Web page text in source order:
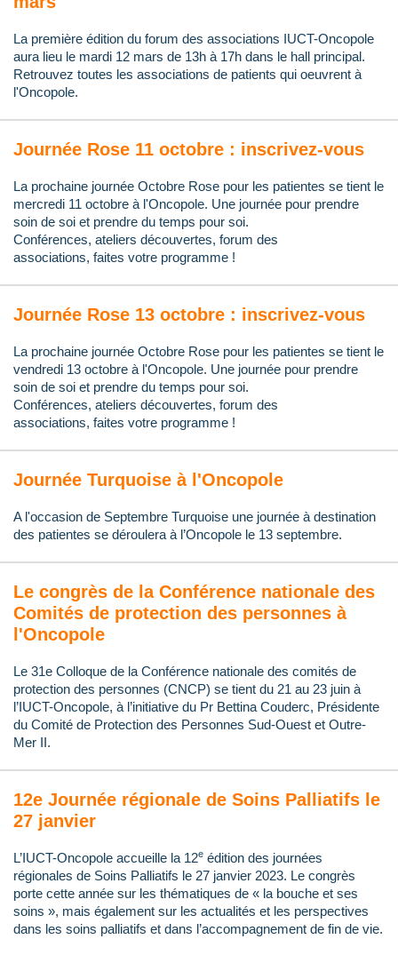
La première édition du forum des associations IUCT-Oncopole
aura lieu le mardi 12 mars de 13h à 17h dans le hall principal.
Retrouvez toutes les associations de patients qui oeuvrent à
l'Oncopole.
Journée Rose 11 octobre : inscrivez-vous
La prochaine journée Octobre Rose pour les patientes se tient le
mercredi 11 octobre à l'Oncopole. Une journée pour prendre
soin de soi et prendre du temps pour soi.
Conférences, ateliers découvertes, forum des
associations, faites votre programme !
Journée Rose 13 octobre : inscrivez-vous
La prochaine journée Octobre Rose pour les patientes se tient le
vendredi 13 octobre à l'Oncopole. Une journée pour prendre
soin de soi et prendre du temps pour soi.
Conférences, ateliers découvertes, forum des
associations, faites votre programme !
Journée Turquoise à l'Oncopole
A l'occasion de Septembre Turquoise une journée à destination
des patientes se déroulera à l’Oncopole le 13 septembre.
Le congrès de la Conférence nationale des
Comités de protection des personnes à
l'Oncopole
Le 31e Colloque de la Conférence nationale des comités de
protection des personnes (CNCP) se tient du 21 au 23 juin à
l’IUCT-Oncopole, à l’initiative du Pr Bettina Couderc, Présidente
du Comité de Protection des Personnes Sud-Ouest et Outre-
Mer II.
12e Journée régionale de Soins Palliatifs le
27 janvier
L’IUCT-Oncopole accueille la 12e édition des journées
régionales de Soins Palliatifs le 27 janvier 2023. Le congrès
porte cette année sur les thématiques de « la bouche et ses
soins », mais également sur les actualités et les perspectives
dans les soins palliatifs et dans l’accompagnement de fin de vie.